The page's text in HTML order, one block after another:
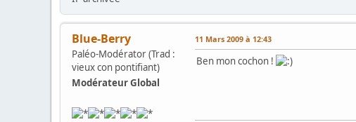
Blue-Berry
Paléo-Modérator (Trad :
vieux con pontifiant)
Modérateur Global
11 Mars 2009 à 12:43
Ben mon cochon !